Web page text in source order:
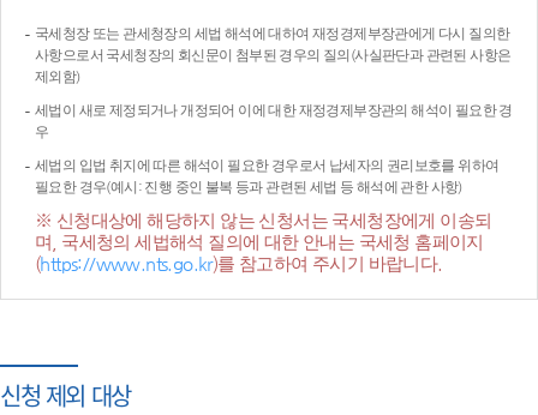
국세청장 또는 관세청장의 세법 해석에 대하여 재정경제부장관에게 다시 질의한
사항으로서 국세청장의 회신문이 첨부된 경우의 질의(사실판단과 관련된 사항은
제외함)
세법이 새로 제정되거나 개정되어 이에 대한 재정경제부장관의 해석이 필요한 경
우
세법의 입법 취지에 따른 해석이 필요한 경우로서 납세자의 권리보호를 위하여
필요한 경우(예시: 진행 중인 불복 등과 관련된 세법 등 해석에 관한 사항)
※ 신청대상에 해당하지 않는 신청서는 국세청장에게 이송되
며, 국세청의 세법해석 질의에 대한 안내는 국세청 홈페이지
(https://www.nts.go.kr)를 참고하여 주시기 바랍니다.
신청 제외 대상